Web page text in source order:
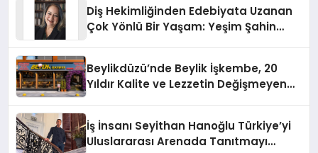
Diş Hekimliğinden Edebiyata Uzanan
Çok Yönlü Bir Yaşam: Yeşim Şahin
Beylikdüzü’nde Beylik İşkembe, 20
Yıldır Kalite ve Lezzetin Değişmeyen
İş İnsanı Seyithan Hanoğlu Türkiye’yi
Uluslararası Arenada Tanıtmayı